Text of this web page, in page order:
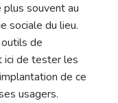
souvent au
sociale du lieu.
de
ici de tester les
de ce
usagers.